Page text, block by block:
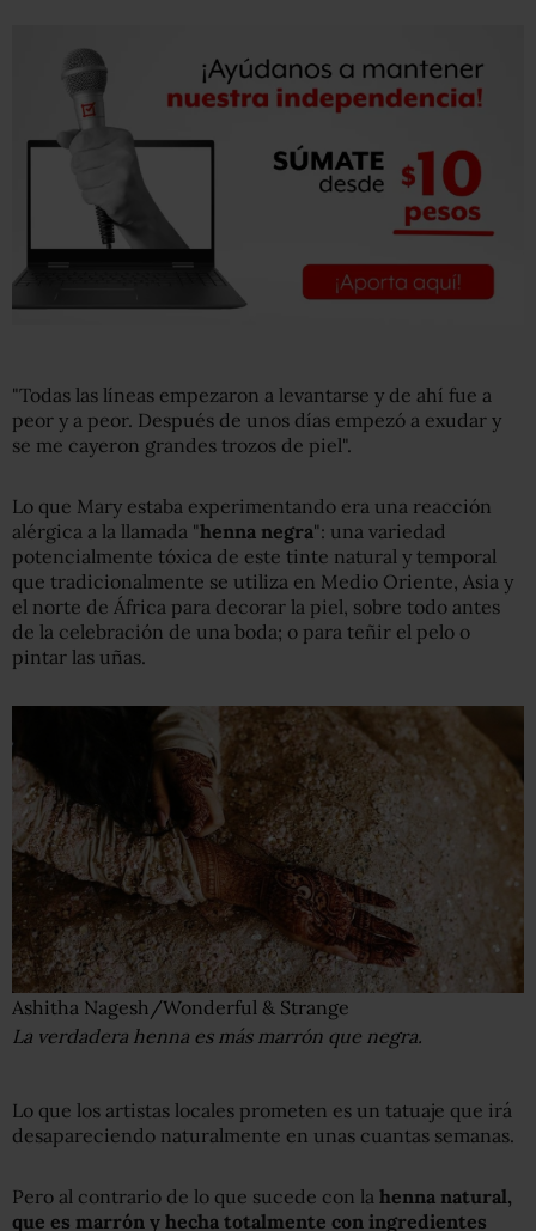
"Todas las líneas empezaron a levantarse y de ahí fue a
peor y a peor. Después de unos días empezó a exudar y
se me cayeron grandes trozos de piel".
Lo que Mary estaba experimentando era una reacción
alérgica a la llamada "henna negra": una variedad
potencialmente tóxica de este tinte natural y temporal
que tradicionalmente se utiliza en Medio Oriente, Asia y
el norte de África para decorar la piel, sobre todo antes
de la celebración de una boda; o para teñir el pelo o
pintar las uñas.
Ashitha Nagesh/Wonderful & Strange
La verdadera henna es más marrón que negra.
Lo que los artistas locales prometen es un tatuaje que irá
desapareciendo naturalmente en unas cuantas semanas.
Pero al contrario de lo que sucede con la henna natural,
que es marrón y hecha totalmente con ingredientes